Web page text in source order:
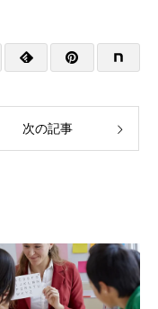
次の記事